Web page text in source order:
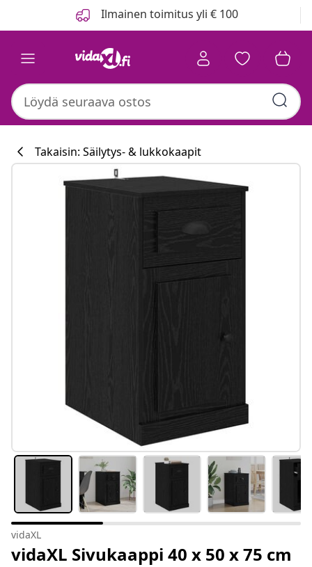
Ilmainen toimitus yli € 100
Takaisin: Säilytys- & lukkokaapit
vidaXL
vidaXL Sivukaappi 40 x 50 x 75 cm